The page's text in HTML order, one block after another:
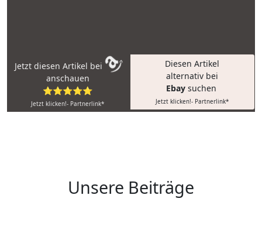
Jetzt diesen Artikel bei
anschauen
⭐⭐⭐⭐⭐
Jetzt klicken!- Partnerlink*
Diesen Artikel
alternativ bei
Ebay suchen
Jetzt klicken!- Partnerlink*
Unsere Beiträge